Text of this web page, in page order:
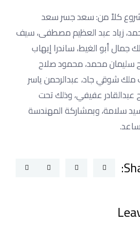
كلاً من: سعد جسر سعد
زياد عبد العظيم مصطفى، سيف
أبو الغيط، ساندرا إيهاب
سليمان محمد، محمود صلاح
شوقي جاد، عبدالرحمن ياسر
عبدالقادر عفيفي، وذلك تحت
سلامة، وبمشاركة المهندسة